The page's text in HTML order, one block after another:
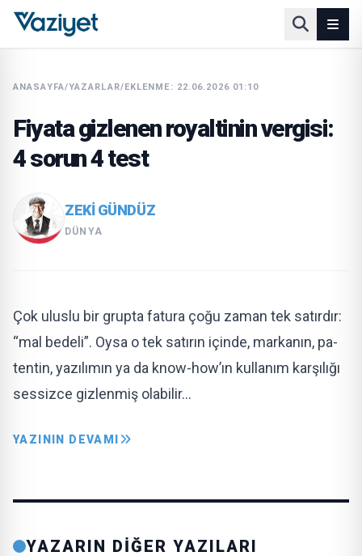
ANASAYFA/YAZARLAR/EKLENME: 22.06.2026 01:10
Fiyata gizlenen royaltinin vergisi:
4 sorun 4 test
ZEKI GÜNDÜZ
DÜNYA
Çok uluslu bir grupta fatu­ra çoğu zaman tek satır­dır:
“mal bedeli”. Oysa o tek satırın içinde, markanın, pa­
tentin, yazılımın ya da know-how’ın kullanım karşılığı
ses­sizce gizlenmiş olabilir…
YAZININ DEVAMI
YAZARIN DİĞER YAZILARI